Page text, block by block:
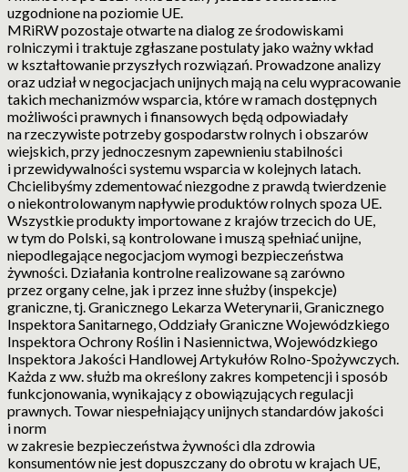
uzgodnione na poziomie UE.
MRiRW pozostaje otwarte na dialog ze środowiskami
rolniczymi i traktuje zgłaszane postulaty jako ważny wkład
w kształtowanie przyszłych rozwiązań. Prowadzone analizy
oraz udział w negocjacjach unijnych mają na celu wypracowanie
takich mechanizmów wsparcia, które w ramach dostępnych
możliwości prawnych i finansowych będą odpowiadały
na rzeczywiste potrzeby gospodarstw rolnych i obszarów
wiejskich, przy jednoczesnym zapewnieniu stabilności
i przewidywalności systemu wsparcia w kolejnych latach.
Chcielibyśmy zdementować niezgodne z prawdą twierdzenie
o niekontrolowanym napływie produktów rolnych spoza UE.
Wszystkie produkty importowane z krajów trzecich do UE,
w tym do Polski, są kontrolowane i muszą spełniać unijne,
niepodlegające negocjacjom wymogi bezpieczeństwa
żywności. Działania kontrolne realizowane są zarówno
przez organy celne, jak i przez inne służby (inspekcje)
graniczne, tj. Granicznego Lekarza Weterynarii, Granicznego
Inspektora Sanitarnego, Oddziały Graniczne Wojewódzkiego
Inspektora Ochrony Roślin i Nasiennictwa, Wojewódzkiego
Inspektora Jakości Handlowej Artykułów Rolno-Spożywczych.
Każda z ww. służb ma określony zakres kompetencji i sposób
funkcjonowania, wynikający z obowiązujących regulacji
prawnych. Towar niespełniający unijnych standardów jakości
i norm
w zakresie bezpieczeństwa żywności dla zdrowia
konsumentów nie jest dopuszczany do obrotu w krajach UE,